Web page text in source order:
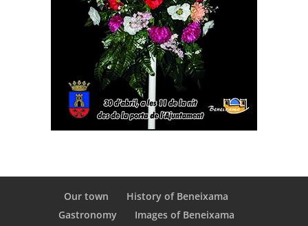
Our town
History of Beneixama
Gastronomy
Images of Beneixama